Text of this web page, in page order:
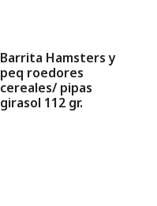
Barrita Hamsters y
peq roedores
cereales/ pipas
girasol 112 gr.